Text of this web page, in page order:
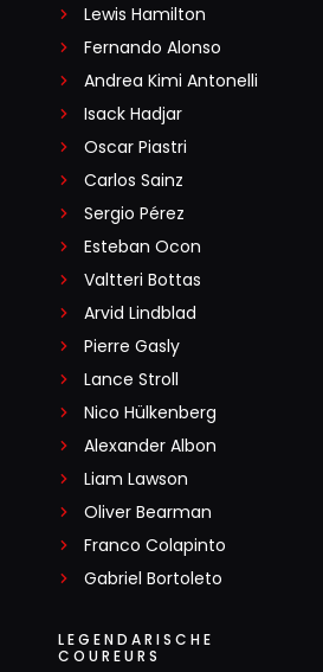
Lewis Hamilton
Fernando Alonso
Andrea Kimi Antonelli
Isack Hadjar
Oscar Piastri
Carlos Sainz
Sergio Pérez
Esteban Ocon
Valtteri Bottas
Arvid Lindblad
Pierre Gasly
Lance Stroll
Nico Hülkenberg
Alexander Albon
Liam Lawson
Oliver Bearman
Franco Colapinto
Gabriel Bortoleto
LEGENDARISCHE
COUREURS